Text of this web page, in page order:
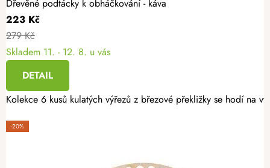
Dřevěné podtácky k obháčkování - káva
223 Kč
279 Kč
Skladem 11. - 12. 8. u vás
DETAIL
Kolekce 6 kusů kulatých výřezů z březové překližky se hodí na
-20%